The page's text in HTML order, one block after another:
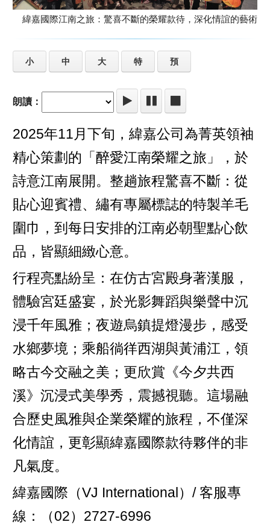
緯嘉國際江南之旅：驚喜不斷的榮耀款待，深化情誼的藝術
小 中 大 特 預
朗讀：
2025年11月下旬，緯嘉公司為菁英領袖
精心策劃的「醉愛江南榮耀之旅」，於
詩意江南展開。整趟旅程驚喜不斷：從
貼心迎賓禮、繡有專屬標誌的特製羊毛
圍巾，到每日安排的江南必朝聖點心飲
品，皆顯細緻心意。
行程亮點紛呈：在仿古宮殿身著漢服，
體驗宮廷盛宴，於光影舞蹈與樂聲中沉
浸千年風雅；夜遊烏鎮提燈漫步，感受
水鄉夢境；乘船徜徉西湖與黃浦江，領
略古今交融之美；更欣賞《今夕共西
溪》沉浸式美學秀，震撼視聽。這場融
合歷史風雅與企業榮耀的旅程，不僅深
化情誼，更彰顯緯嘉國際款待夥伴的非
凡氣度。
緯嘉國際（VJ International）/ 客服專
線：（02）2727-6996